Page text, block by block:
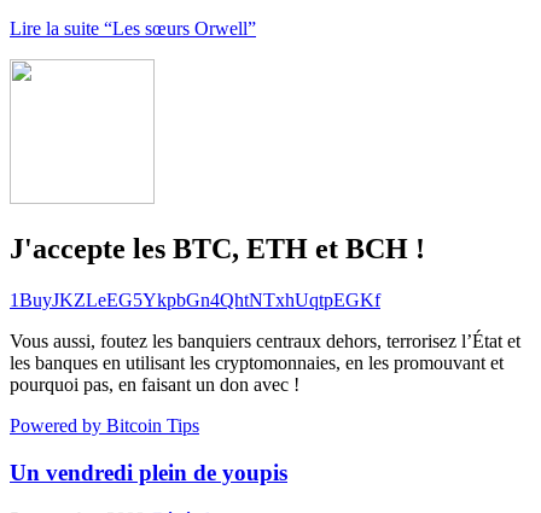
Lire la suite “Les sœurs Orwell”
J'accepte les BTC, ETH et BCH !
1BuyJKZLeEG5YkpbGn4QhtNTxhUqtpEGKf
Vous aussi, foutez les banquiers centraux dehors, terrorisez l’État et
les banques en utilisant les cryptomonnaies, en les promouvant et
pourquoi pas, en faisant un don avec !
Powered by Bitcoin Tips
Un vendredi plein de youpis